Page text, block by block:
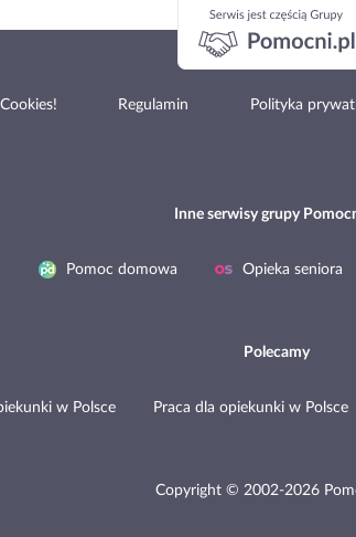
Regulamin Polityka
Inne serwisy grupy
Pomoc domowa Opieka seniora
Polecamy
w Polsce Praca dla opiekunki w Polsce
Copyright © 2002-2026